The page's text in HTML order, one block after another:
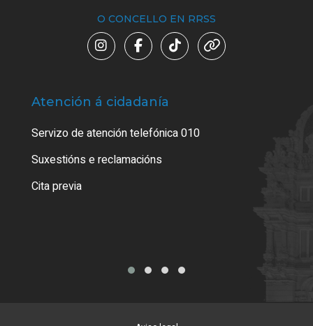
O CONCELLO EN RRSS
Atención á cidadanía
Servizo de atención telefónica 010
Suxestións e reclamacións
Cita previa